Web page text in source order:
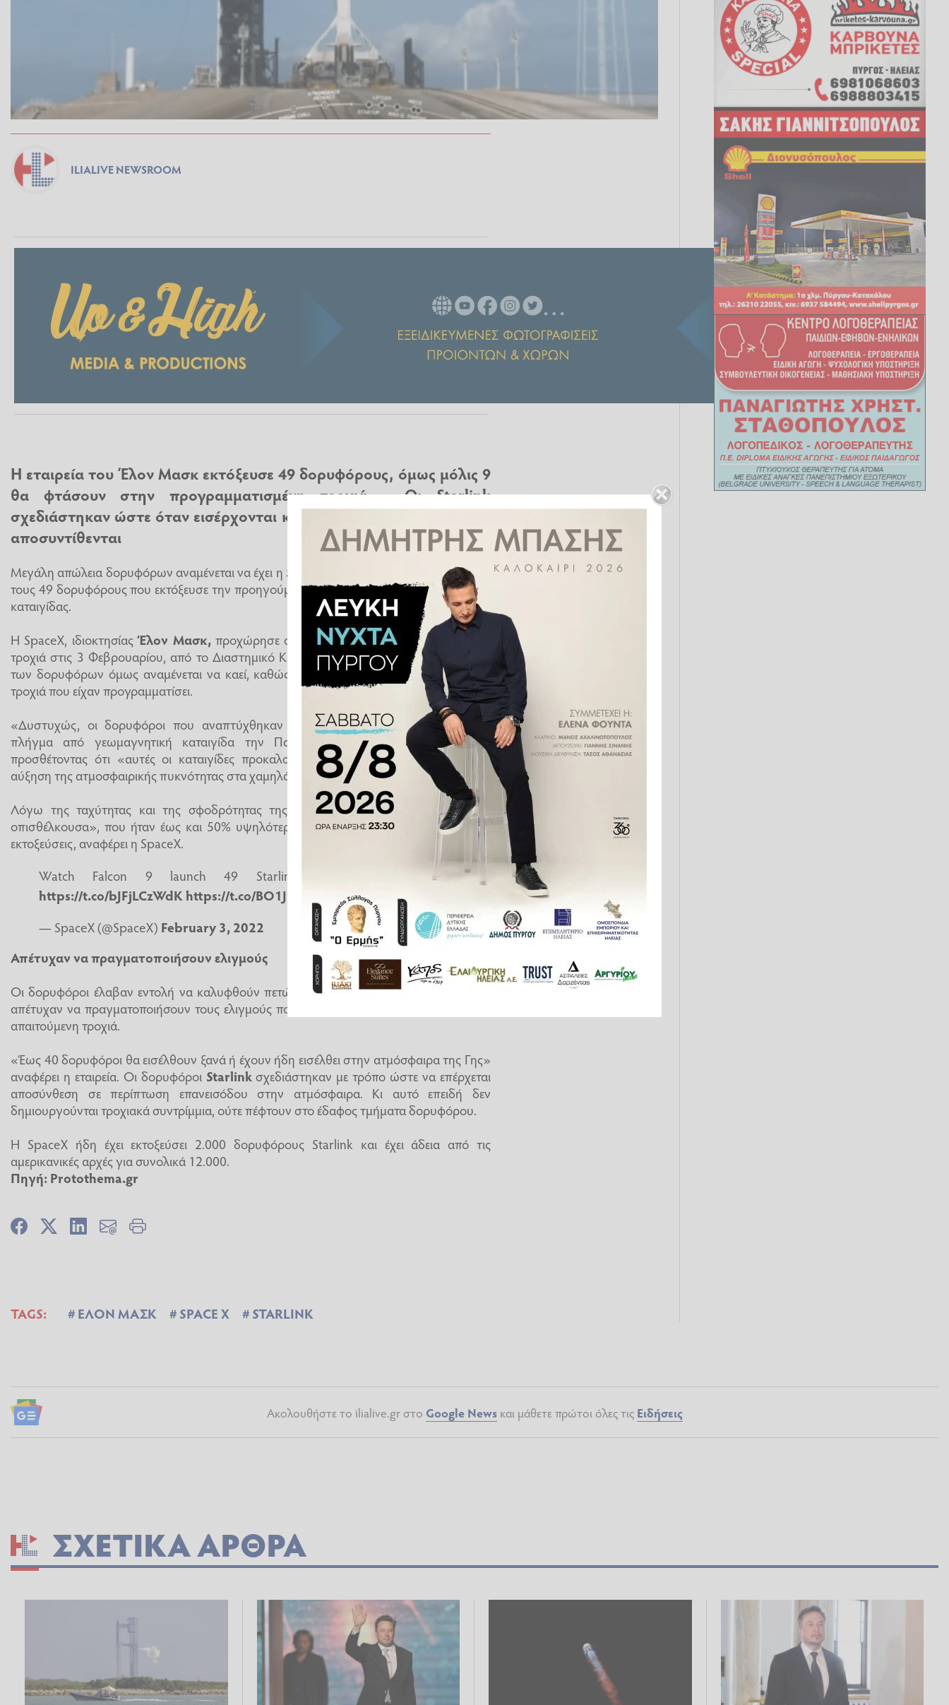
ILIALIVE NEWSROOM
Η εταιρεία του Έλον Μασκ εκτόξευσε 49 δορυφόρους, όμως μόλις 9
θα φτάσουν στην προγραμματισμένη τροχιά – Οι Starlink
σχεδιάστηκαν ώστε όταν εισέρχονται και πάλι στην ατμόσφαιρα να
αποσυντίθενται
Μεγάλη απώλεια δορυφόρων αναμένεται να έχει η SpaceX,
που θα χάσει έως και 40 από
τους 49 δορυφόρους που εκτόξευσε την προηγούμενη εβδομάδα, λόγω γεωμαγνητικής
καταιγίδας.
Η SpaceX, ιδιοκτησίαςΈλον Μασκ, προχώρησε σε εκτόξευση δορυφόρων σε χαμηλή
τροχιά στις 3 Φεβρουαρίου, από το Διαστημικό Κέντρο Κένεντι τηΦλόριντα.
Το 80%
των δορυφόρων όμως αναμένεται να καεί, καθώς εκτιμάται ότι δεν θα φτάσουν στην
τροχιά που είχαν προγραμματίσει.
«Δυστυχώς, οι δορυφόροι που αναπτύχθηκαν την Πέμπτη υπέστησαν σημαντικό
πλήγμα από γεωμαγνητική καταιγίδα την Παρασκευή», ανακοίνωσε η SpaceX
προσθέτοντας ότι «αυτές οι καταιγίδες προκαλούν θέρμανση της ατμόσφαιρας και
αύξηση της ατμοσφαιρικής πυκνότητας στα χαμηλά υψόμετρα ανάπτυξής μας».
Λόγω της ταχύτητας και της σφοδρότητας της καταιγίδας υπήρξε «ατμοσφαιρική
οπισθέλκουσα», που ήταν έως και 50% υψηλότερη σε σύγκριση με τις προηγούμενες
εκτοξεύσεις, αναφέρει η SpaceX.
Watch Falcon 9 launch 49 Starlink satellites to orbit →
https://t.co/bJFjLCzWdKhttps://t.co/BO1JrHNzXR
— SpaceX (@SpaceX) February 3, 2022
Απέτυχαν να πραγματοποιήσουν ελιγμούς
Οι δορυφόροι έλαβαν εντολή να καλυφθούν πετώντας ως «φύλλο χαρτιού». Ωστόσο
απέτυχαν να πραγματοποιήσουν τους ελιγμούς που απαιτούνταν για να φτάσουν στην
απαιτούμενη τροχιά.
«Έως 40 δορυφόροι θα εισέλθουν ξανά ή έχουν ήδη εισέλθει στην ατμόσφαιρα της Γης»
αναφέρει η εταιρεία. Οι δορυφόροι Starlink σχεδιάστηκαν με τρόπο ώστε να επέρχεται
αποσύνθεση σε περίπτωση επανεισόδου στην ατμόσφαιρα. Κι αυτό επειδή δεν
δημιουργούνται τροχιακά συντρίμμια, ούτε πέφτουν στο έδαφος τμήματα δορυφόρου.
Η SpaceX ήδη έχει εκτοξεύσει 2.000 δορυφόρους Starlink και έχει άδεια από τις
αμερικανικές αρχές για συνολικά 12.000.
Πηγή: Protothema.gr
TAGS: ΕΛΟΝ ΜΑΣΚ SPACE X STARLINK
Ακολουθήστε το ilialive.gr στο Google Newsκαι μάθετε πρώτοι όλες τις Ειδήσεις
ΣΧΕΤΙΚΆ ΆΡΘΡΑ